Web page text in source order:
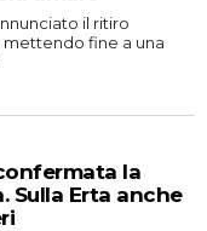
il ritiro
fine a una
la
Sulla Erta anche